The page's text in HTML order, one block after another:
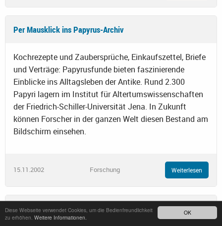
OK
Diese Webseite verwendet Cookies, um die Bedienfreundlichkeit
zu erhöhen. Weitere Informationen.
Per Mausklick ins Papyrus-Archiv
Kochrezepte und Zaubersprüche, Einkaufszettel, Briefe
und Verträge: Papyrusfunde bieten faszinierende
Einblicke ins Alltagsleben der Antike. Rund 2.300
Papyri lagern im Institut für Altertumswissenschaften
der Friedrich-Schiller-Universität Jena. In Zukunft
können Forscher in der ganzen Welt diesen Bestand am
Bildschirm einsehen.
15.11.2002 Forschung Weiterlesen
Inzest-Papyrus, Troja-Streit und Orakelsprüche - Tagung der
Altphilologen aus den neuen Ländern